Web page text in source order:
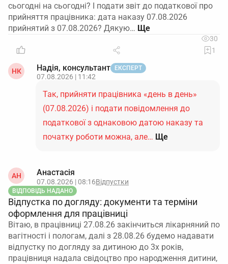
сьогодні на сьогодні? І подати звіт до податкової про
прийняття працівника: дата наказу 07.08.2026
прийнятий з 07.08.2026? Дякую…
30
1
НК Надія, консультант ЕКСПЕРТ
07.08.2026 | 11:42
Так, прийняти працівника «день в день»
(07.08.2026) і подати повідомлення до
податкової з однаковою датою наказу та
початку роботи можна, але… Ще
АН Анастасія
07.08.2026 | 08:16Відпустки
ВІДПОВІДЬ НАДАНО
Відпустка по догляду: документи та терміни
оформлення для працівниці
Вітаю, в працівниці 27.08.26 закінчиться лікарняний по
вагітності і пологам, далі з 28.08.26 будемо надавати
відпустку по догляду за дитиною до 3х років,
працівниця надала свідоцтво про народження дитини,